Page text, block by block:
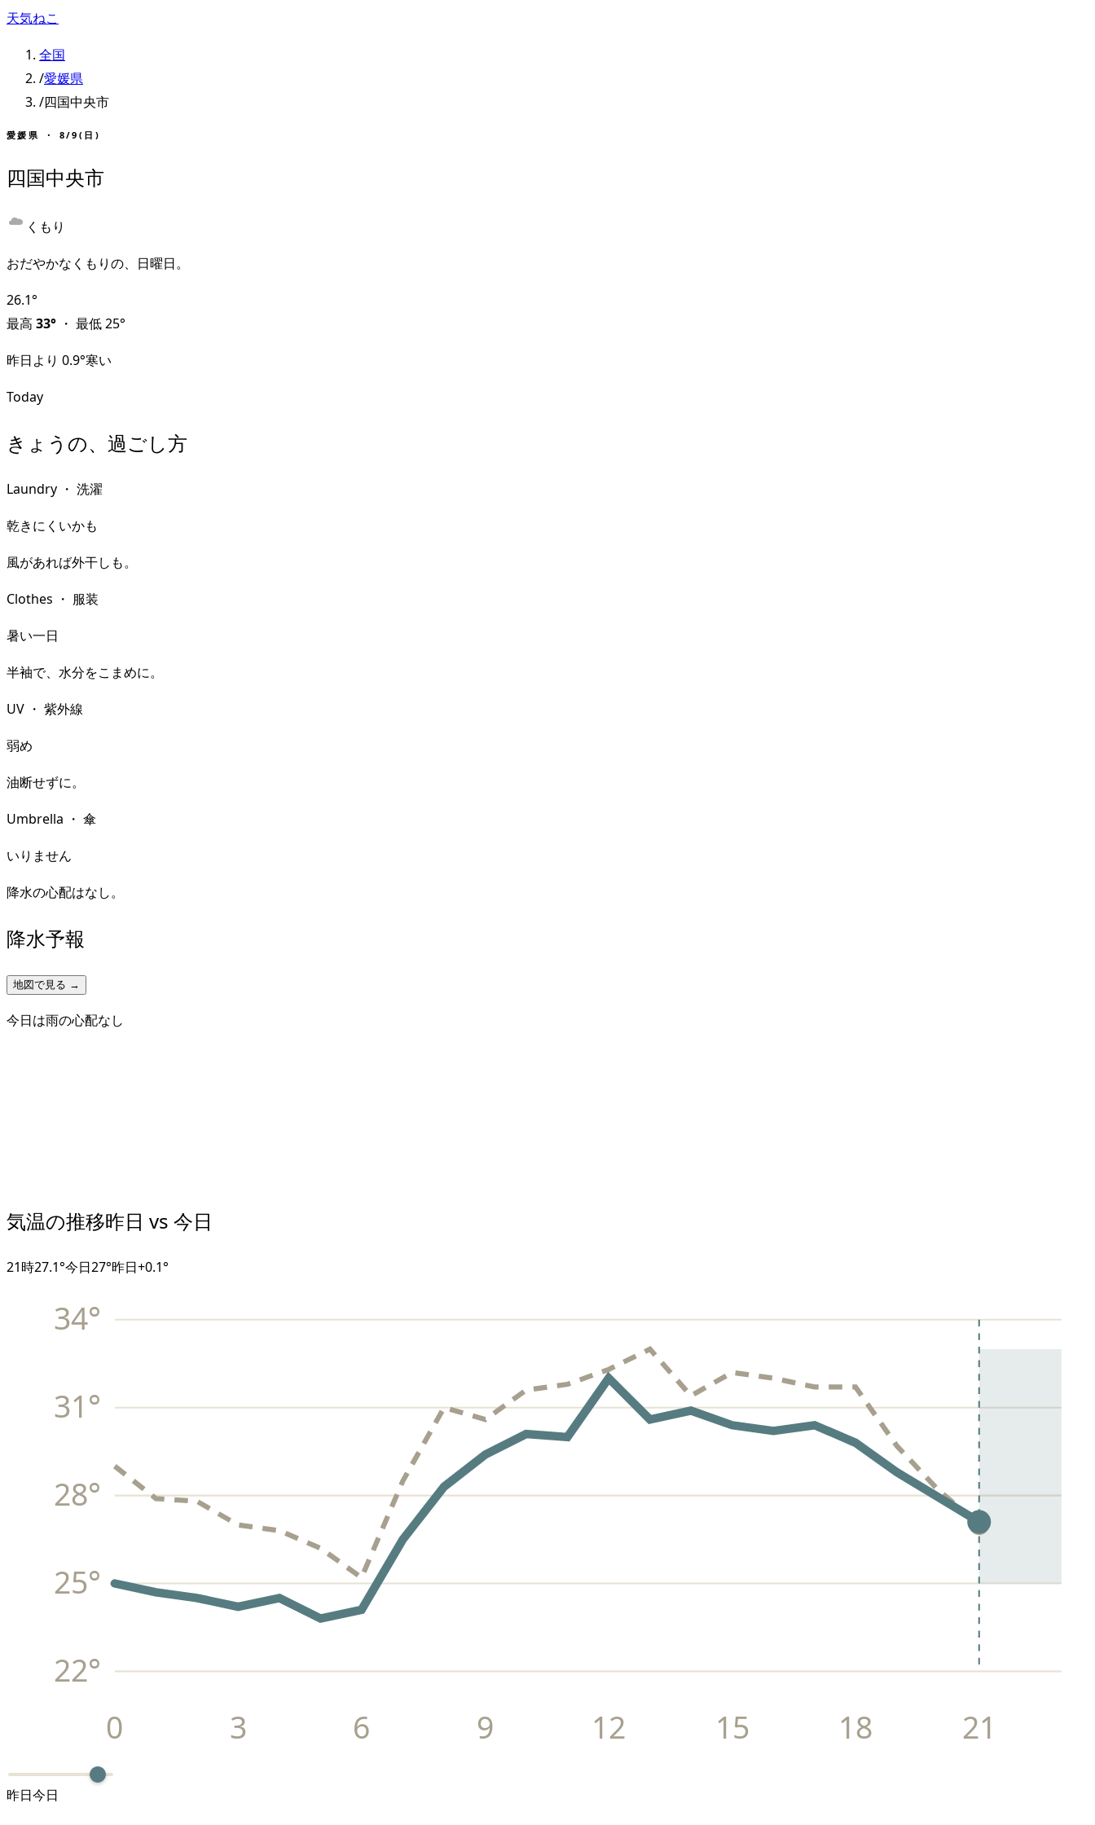
天気ねこ
全国
/愛媛県
/四国中央市
愛媛県 ・ 8/9(日)
四国中央市
くもり
おだやかなくもりの、日曜日。
26.1°
最高 33° ・ 最低25°
昨日より 0.9°寒い
Today
きょうの、過ごし方
Laundry ・ 洗濯
乾きにくいかも
風があれば外干しも。
Clothes ・ 服装
暑い一日
半袖で、水分をこまめに。
UV ・ 紫外線
弱め
油断せずに。
Umbrella ・ 傘
いりません
降水の心配はなし。
降水予報
地図で見る →
今日は雨の心配なし
気温の推移昨日 vs 今日
21時27.1°今日27°昨日+0.1°
22°
25°
28°
31°
34°
0 3 6 9 12 15 18 21
昨日今日